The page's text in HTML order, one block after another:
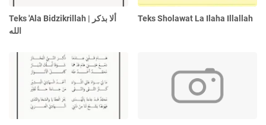
Teks 'Ala Bidzikrillah | ألا بذكر
الله
Teks Sholawat La Ilaha Illallah